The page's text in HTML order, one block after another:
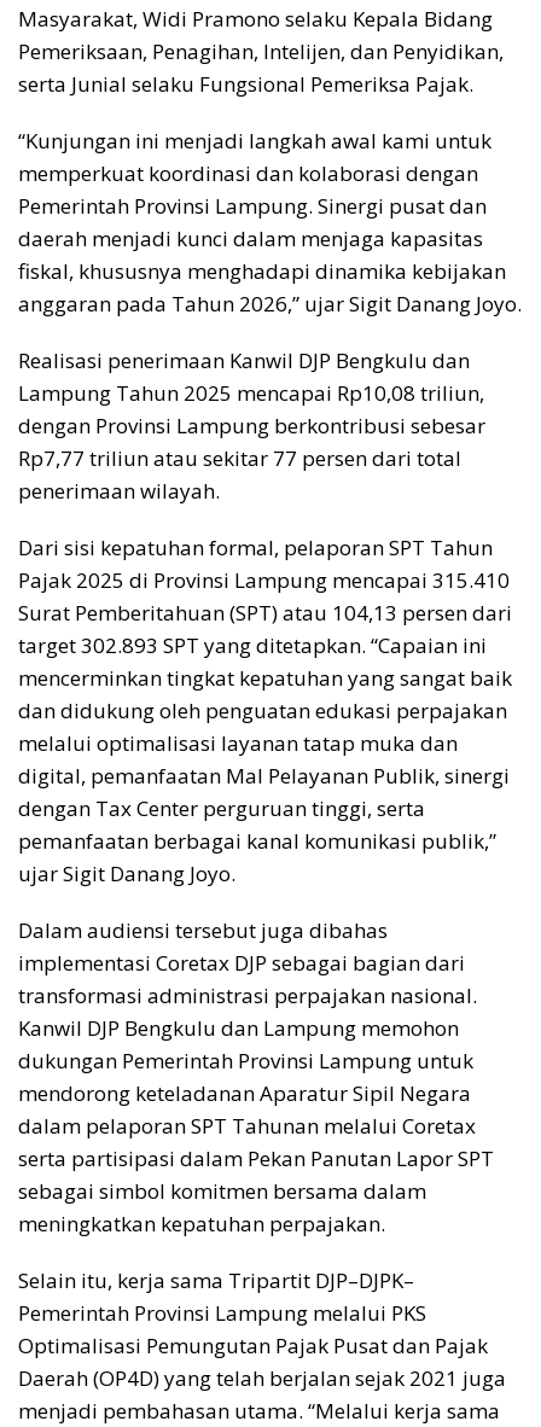
Masyarakat, Widi Pramono selaku Kepala Bidang
Pemeriksaan, Penagihan, Intelijen, dan Penyidikan,
serta Junial selaku Fungsional Pemeriksa Pajak.
“Kunjungan ini menjadi langkah awal kami untuk
memperkuat koordinasi dan kolaborasi dengan
Pemerintah Provinsi Lampung. Sinergi pusat dan
daerah menjadi kunci dalam menjaga kapasitas
fiskal, khususnya menghadapi dinamika kebijakan
anggaran pada Tahun 2026,” ujar Sigit Danang Joyo.
Realisasi penerimaan Kanwil DJP Bengkulu dan
Lampung Tahun 2025 mencapai Rp10,08 triliun,
dengan Provinsi Lampung berkontribusi sebesar
Rp7,77 triliun atau sekitar 77 persen dari total
penerimaan wilayah.
Dari sisi kepatuhan formal, pelaporan SPT Tahun
Pajak 2025 di Provinsi Lampung mencapai 315.410
Surat Pemberitahuan (SPT) atau 104,13 persen dari
target 302.893 SPT yang ditetapkan. “Capaian ini
mencerminkan tingkat kepatuhan yang sangat baik
dan didukung oleh penguatan edukasi perpajakan
melalui optimalisasi layanan tatap muka dan
digital, pemanfaatan Mal Pelayanan Publik, sinergi
dengan Tax Center perguruan tinggi, serta
pemanfaatan berbagai kanal komunikasi publik,”
ujar Sigit Danang Joyo.
Dalam audiensi tersebut juga dibahas
implementasi Coretax DJP sebagai bagian dari
transformasi administrasi perpajakan nasional.
Kanwil DJP Bengkulu dan Lampung memohon
dukungan Pemerintah Provinsi Lampung untuk
mendorong keteladanan Aparatur Sipil Negara
dalam pelaporan SPT Tahunan melalui Coretax
serta partisipasi dalam Pekan Panutan Lapor SPT
sebagai simbol komitmen bersama dalam
meningkatkan kepatuhan perpajakan.
Selain itu, kerja sama Tripartit DJP–DJPK–
Pemerintah Provinsi Lampung melalui PKS
Optimalisasi Pemungutan Pajak Pusat dan Pajak
Daerah (OP4D) yang telah berjalan sejak 2021 juga
menjadi pembahasan utama. “Melalui kerja sama